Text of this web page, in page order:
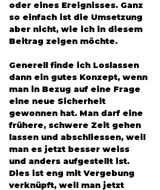
oder eines Ereignisses. Ganz
so einfach ist die Umsetzung
aber nicht, wie ich in diesem
Beitrag zeigen möchte.
Generell finde ich Loslassen
dann ein gutes Konzept, wenn
man in Bezug auf eine Frage
eine neue Sicherheit
gewonnen hat. Man darf eine
frühere, schwere Zeit gehen
lassen und abschliessen, weil
man es jetzt besser weiss
und anders aufgestellt ist.
Dies ist eng mit Vergebung
verknüpft, weil man jetzt